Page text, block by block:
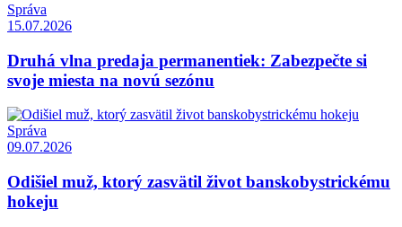
Správa
15.07.2026
Druhá vlna predaja permanentiek: Zabezpečte si
svoje miesta na novú sezónu
Správa
09.07.2026
Odišiel muž, ktorý zasvätil život banskobystrickému
hokeju